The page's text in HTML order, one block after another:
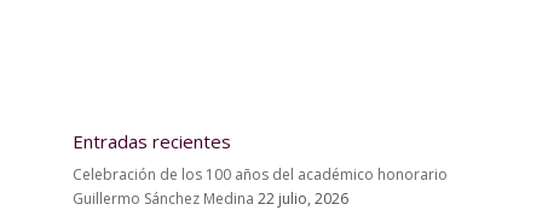
Entradas recientes
Celebración de los 100 años del académico honorario
Guillermo Sánchez Medina 22 julio, 2026